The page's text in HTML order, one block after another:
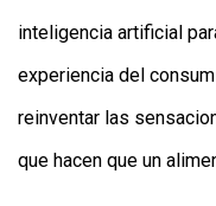
inteligencia artificial
experiencia del
reinventar las
que hacen que un